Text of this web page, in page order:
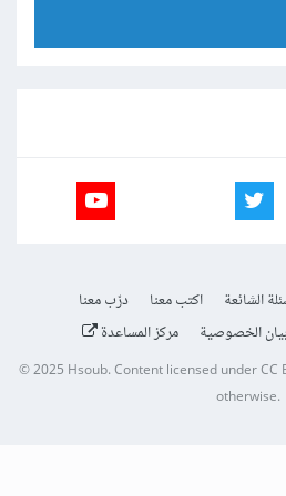
الشائعة اكتب معنا
درّب معنا
بيان الخصوصية مركز المساعدة
© 2025 Hsoub.Content licensed underCC
otherwise.